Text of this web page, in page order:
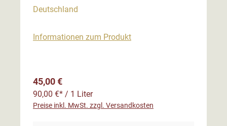
Deutschland
Informationen zum Produkt
Regulärer Preis:
45,00 €
90,00 €* / 1 Liter
Preise inkl. MwSt. zzgl. Versandkosten